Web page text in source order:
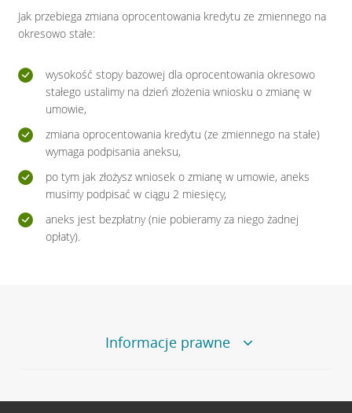
Jak przebiega zmiana oprocentowania kredytu ze zmiennego na
okresowo stałe:
wysokość stopy bazowej dla oprocentowania okresowo
stałego ustalimy na dzień złożenia wniosku o zmianę w
umowie,
zmiana oprocentowania kredytu (ze zmiennego na stałe)
wymaga podpisania aneksu,
po tym jak złożysz wniosek o zmianę w umowie, aneks
musimy podpisać w ciągu 2 miesięcy,
aneks jest bezpłatny (nie pobieramy za niego żadnej
opłaty).
Informacje prawne
Rzeczywista Roczna Stopa Oprocentowania (RRSO) wynosi